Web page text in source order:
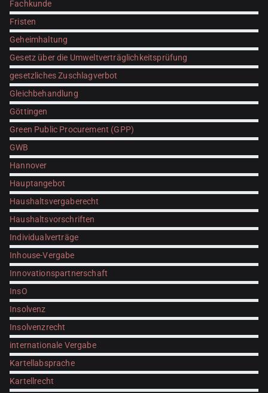
Fachkunde
Fristen
Geheimhaltung
Gesetz über die Umweltverträglichkeitsprüfung
gesetzliches Zuschlagverbot
Gleichbehandlung
Göttingen
Green Public Procurement (GPP)
GWB
Hannover
Hauptangebot
Haushaltsvergaberecht
Haushaltsvorschriften
Individualverträge
Inhouse-Vergabe
Innovationspartnerschaft
InsO
Insolvenz
Insolvenzrecht
internationale Vergabe
Kartellabsprache
Kartellrecht